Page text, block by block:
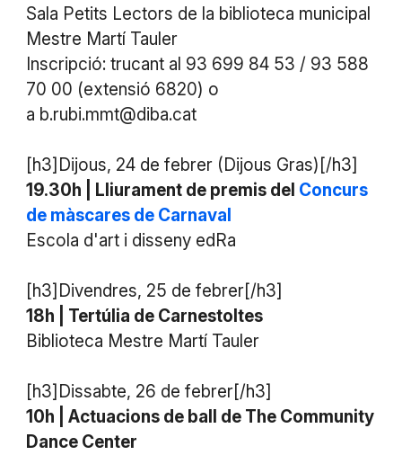
Sala Petits Lectors de la biblioteca municipal
Mestre Martí Tauler
Inscripció: trucant al 93 699 84 53 / 93 588
70 00 (extensió 6820) o
a b.rubi.mmt@diba.cat
[h3]Dijous, 24 de febrer (Dijous Gras)[/h3]
19.30h | Lliurament de premis del Concurs
de màscares de Carnaval
Escola d'art i disseny edRa
[h3]Divendres, 25 de febrer[/h3]
18h | Tertúlia de Carnestoltes
Biblioteca Mestre Martí Tauler
[h3]Dissabte, 26 de febrer[/h3]
10h | Actuacions de ball de The Community
Dance Center